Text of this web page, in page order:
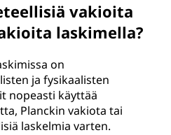
vakioita
laskimella?
on
ja fysikaalisten
nopeasti käyttää
Planckin vakiota tai
laskelmia varten.